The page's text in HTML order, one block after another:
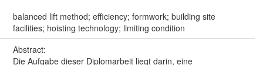
balanced lift method; efficiency; formwork; building site
facilities; hoisting technology; limiting condition
Abstract:
Die Aufgabe dieser Diplomarbeit liegt darin, eine